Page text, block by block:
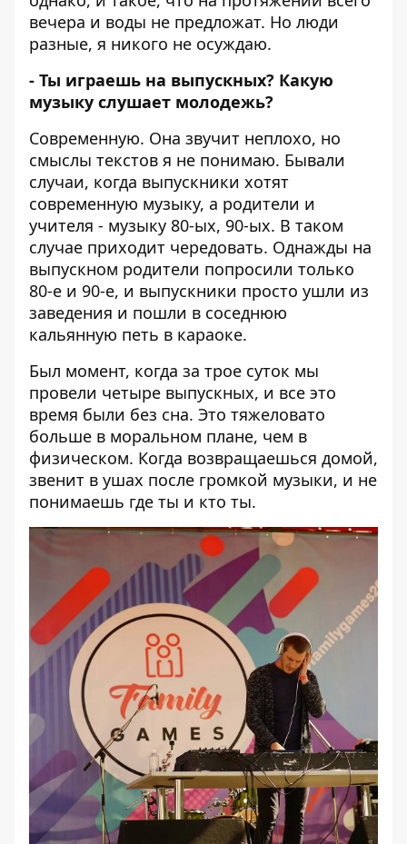
вечера и воды не предложат. Но люди
разные, я никого не осуждаю.
- Ты играешь на выпускных? Какую
музыку слушает молодежь?
Современную. Она звучит неплохо, но
смыслы текстов я не понимаю. Бывали
случаи, когда выпускники хотят
современную музыку, а родители и
учителя - музыку 80-ых, 90-ых. В таком
случае приходит чередовать. Однажды на
выпускном родители попросили только
80-е и 90-е, и выпускники просто ушли из
заведения и пошли в соседнюю
кальянную петь в караоке.
Был момент, когда за трое суток мы
провели четыре выпускных, и все это
время были без сна. Это тяжеловато
больше в моральном плане, чем в
физическом. Когда возвращаешься домой,
звенит в ушах после громкой музыки, и не
понимаешь где ты и кто ты.